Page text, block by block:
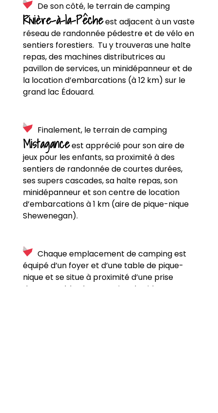
De son côté, le terrain de camping
Rivière-à-la-Pêcheest adjacent à un vaste
réseau de randonnée pédestre et de vélo en
sentiers forestiers. Tu y trouveras une halte
repas, des machines distributrices au
pavillon de services, un minidépanneur et de
la location d’embarcations (à 12 km) sur le
grand lac Édouard.
Finalement, le terrain de camping
Mistaganceest apprécié pour son aire de
jeux pour les enfants, sa proximité à des
sentiers de randonnée de courtes durées,
ses supers cascades, sa halte repas, son
minidépanneur et son centre de location
d’embarcations à 1 km (aire de pique-nique
Shewenegan).
Chaque emplacement de camping est
équipé d’un foyer et d’une table de pique-
nique et se situe à proximité d’une prise
d’eau potable, d’une station de vidange et